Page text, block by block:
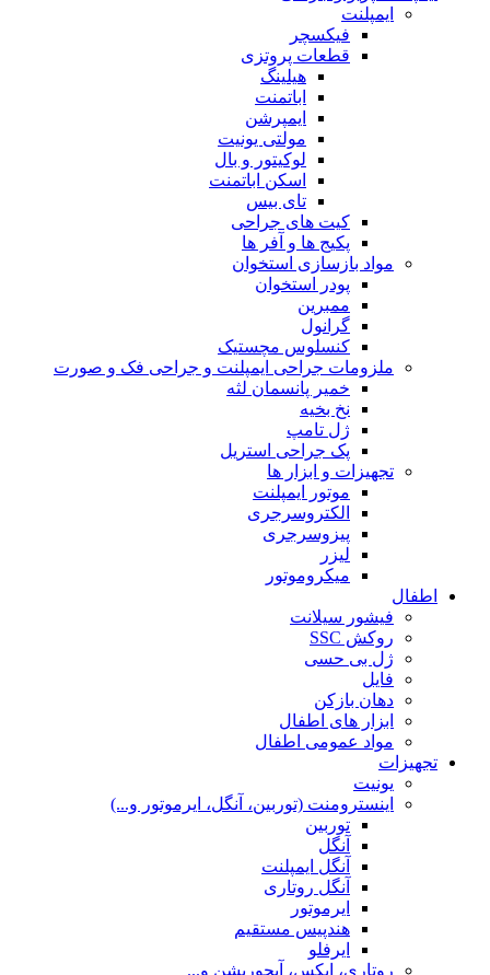
ایمپلنت
فیکسچر
قطعات پروتزی
هیلینگ
اباتمنت
ایمپرشن
مولتی یونیت
لوکیتور و بال
اسکن اباتمنت
تای بیس
کیت های جراحی
پکیج ها و آفر ها
مواد بازسازی استخوان
پودر استخوان
ممبرین
گرانول
کنسلوس مچستیک
ملزومات جراحی ایمپلنت و جراحی فک و صورت
خمیر پانسمان لثه
نخ بخیه
ژل تامپ
پک جراحی استریل
تجهیزات و ابزار ها
موتور ایمپلنت
الکتروسرجری
پیزوسرجری
لیزر
میکروموتور
اطفال
فیشور سیلانت
روکش SSC
ژل بی حسی
فایل
دهان بازکن
ابزار های اطفال
مواد عمومی اطفال
تجهیزات
یونیت
اینسترومنت (توربین، آنگل، ایرموتور و...)
توربین
آنگل
آنگل ایمپلنت
آنگل روتاری
ایرموتور
هندپیس مستقیم
ایرفلو
روتاری، اپکس، آبچوریشن و...